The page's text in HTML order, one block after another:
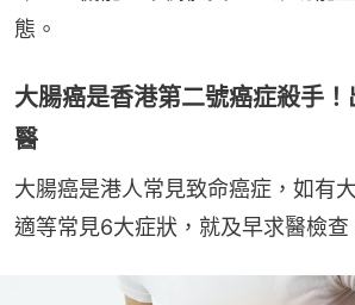
態。
大腸癌是香港第二號癌症殺手
醫
大腸癌是港人常見致命癌症，如有
適等常見6大症狀，就及早求醫檢查